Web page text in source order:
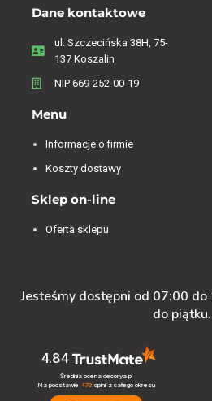
Dane kontaktowe
ul. Szczecińska 38H, 75-
137 Koszalin
NIP 669-252-00-19
Menu
Informacje o firmie
Koszty dostawy
Sklep on-line
Oferta sklepu
Jesteśmy dostępni od 07:00 do
do piątku.
4.84
Średnia ocena decorya.pl
Na podstawie 473 opinii z całego okresu